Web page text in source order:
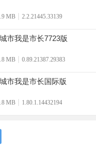
。
统，可以培养玩家的商业
统，玩家可以通过完成任
MB 2.2.21445.33139
市我是市长7723版
MB 0.89.21387.29383
市我是市长国际版
MB 1.80.1.14432194